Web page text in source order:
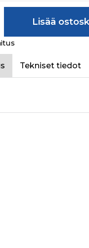
Lisää
Tekniset tiedot